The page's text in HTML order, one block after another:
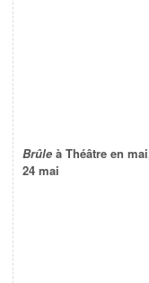
Brûle à Théâtre en
24 mai